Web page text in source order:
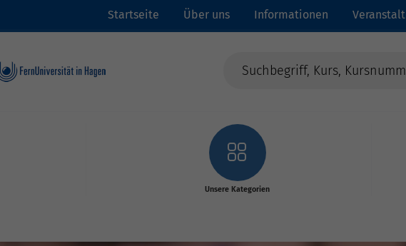
Startseite Über uns Informationen
Unsere Kategorien